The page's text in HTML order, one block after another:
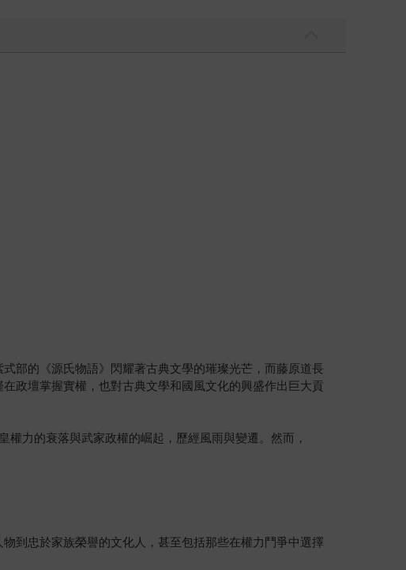
部的《源氏物語》閃耀著古典文學的璀璨光芒，而藤原道長
政壇掌握實權，也對古典文學和國風文化的興盛作出巨大貢
力的衰落與武家政權的崛起，歷經風雨與變遷。然而，
到忠於家族榮譽的文化人，甚至包括那些在權力鬥爭中選擇